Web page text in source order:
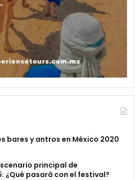
bares y antros en México 2020
principal de
¿Qué pasará con el festival?